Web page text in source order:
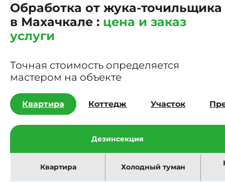
Обработка от жука-точильщика
в Махачкале : цена и заказ
услуги
Точная стоимость определяется
мастером на объекте
Квартира Коттедж Участок
Дезинсекция
Квартира Холодный туман